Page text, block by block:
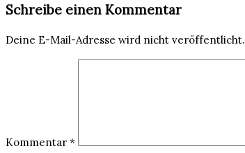
Schreibe einen Kommentar
Deine E-Mail-Adresse wird nicht veröffentlicht.
Kommentar *